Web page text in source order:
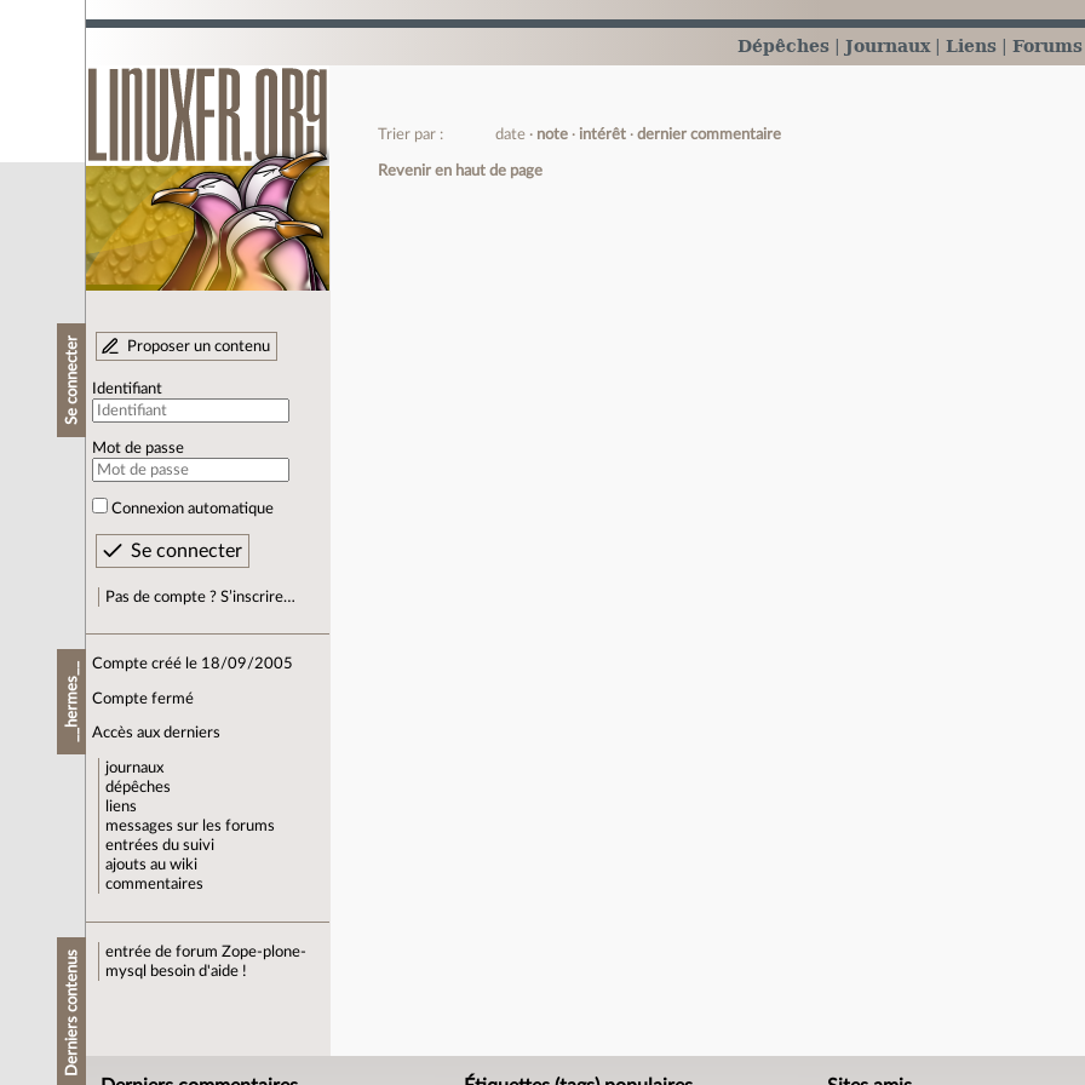
Dépêches Journaux Liens Forums
Se connecter Proposer un contenu
Identifiant
Mot de passe
Connexion automatique
Pas de compte ? S’inscrire…
__hermes__ Compte créé le 18/09/2005
Compte fermé
Accès aux derniers
journaux
dépêches
liens
messages sur les forums
entrées du suivi
ajouts au wiki
commentaires
Derniers contenus entrée de forum Zope-plone-
mysql besoin d'aide !
Trier par : date note intérêt dernier commentaire
Revenir en haut de page